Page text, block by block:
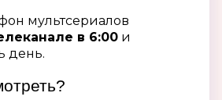
мультсериалов
в 6:00 и
день.